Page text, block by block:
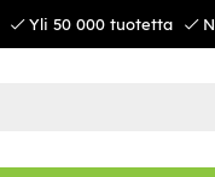
Yli 50 000 tuotetta